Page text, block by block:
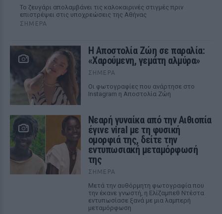
Το ζευγάρι απολαμβάνει τις καλοκαιρινές στιγμές πριν
επιστρέψει στις υποχρεώσεις της Αθήνας
ΣΉΜΕΡΑ
Η Αποστολία Ζώη σε παραλία:
«Χαρούμενη, γεμάτη αλμύρα»
ΣΉΜΕΡΑ
Οι φωτογραφίες που ανάρτησε στο
Instagram η Αποστολία Ζώη
Νεαρή γυναίκα από την Αιθιοπία
έγινε viral με τη φυσική
ομορφιά της, δείτε την
εντυπωσιακή μεταμόρφωσή
της
ΣΉΜΕΡΑ
Μετά την αυθόρμητη φωτογραφία που
την έκανε γνωστή, η Ελίζαμπεθ Ντέστα
εντυπωσίασε ξανά με μια λαμπερή
μεταμόρφωση